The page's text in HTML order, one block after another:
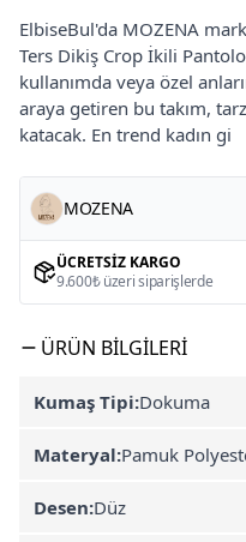
ElbiseBul'da MOZENA
Ters Dikiş Crop İkili
kullanımda veya özel
araya getiren bu takım,
katacak. En trend kadın gi
MOZENA
ÜCRETSIZ KARGO
9.600₺ üzeri siparişlerde
ÜRÜN BILGILERI
Kumaş Tipi:Dokuma
Materyal:Pamuk
Desen:Düz